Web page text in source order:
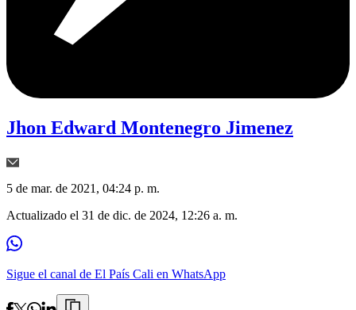
Jhon Edward Montenegro Jimenez
5 de mar. de 2021, 04:24 p. m.
Actualizado el 31 de dic. de 2024, 12:26 a. m.
Sigue el canal de El País Cali en WhatsApp